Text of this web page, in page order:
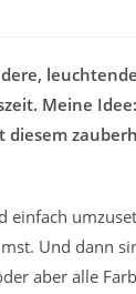
Meine
einfach
Und dann
aber alle